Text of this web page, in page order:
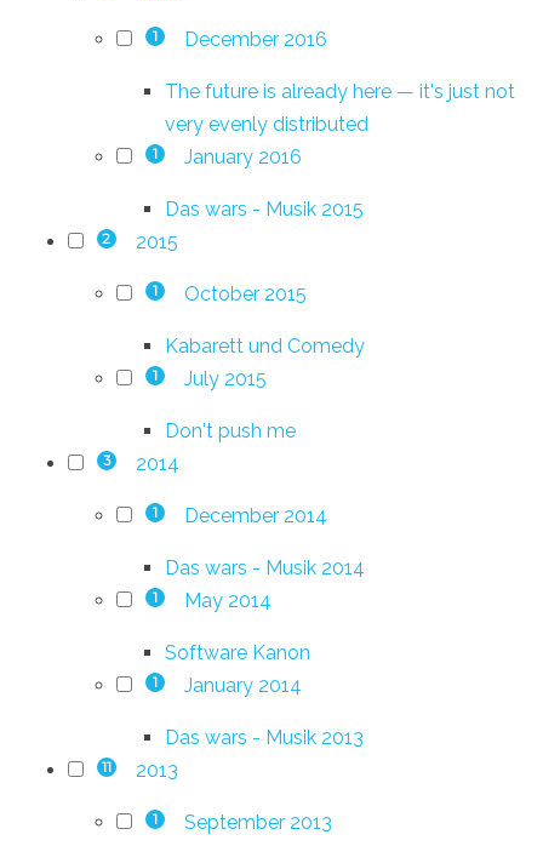
1 December 2016
The future is already here — it's just not
very evenly distributed
1 January 2016
Das wars - Musik 2015
2 2015
1 October 2015
Kabarett und Comedy
1 July 2015
Don't push me
3 2014
1 December 2014
Das wars - Musik 2014
1 May 2014
Software Kanon
1 January 2014
Das wars - Musik 2013
11 2013
1 September 2013